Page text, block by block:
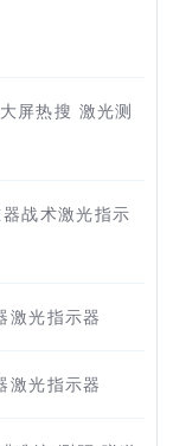
屏热搜 激光测
战术激光指示
激光指示器
激光指示器